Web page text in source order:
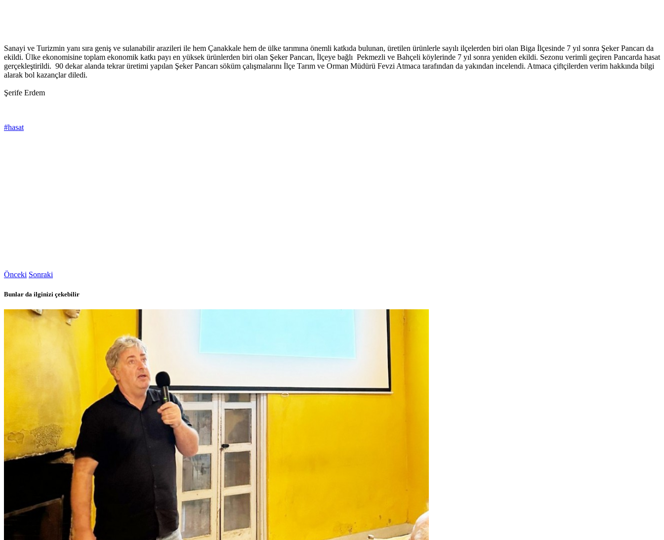
Sanayi ve Turizmin yanı sıra geniş ve sulanabilir arazileri ile hem Çanakkale hem de ülke tarımına önemli katkıda bulunan, üretilen ürünlerle sayılı ilçelerden biri olan Biga İlçesinde 7 yıl sonra Şeker Pancarı da
ekildi. Ülke ekonomisine toplam ekonomik katkı payı en yüksek ürünlerden biri olan Şeker Pancarı, İlçeye bağlı Pekmezli ve Bahçeli köylerinde 7 yıl sonra yeniden ekildi. Sezonu verimli geçiren Pancarda hasat
gerçekleştirildi. 90 dekar alanda tekrar üretimi yapılan Şeker Pancarı söküm çalışmalarını İlçe Tarım ve Orman Müdürü Fevzi Atmaca tarafından da yakından incelendi. Atmaca çiftçilerden verim hakkında bilgi
alarak bol kazançlar diledi.
Şerife Erdem
#hasat
Önceki Sonraki
Bunlar da ilginizi çekebilir